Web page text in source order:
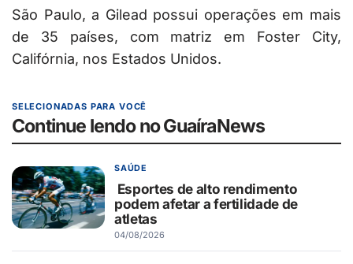
São Paulo, a Gilead possui operações em mais
de 35 países, com matriz em Foster City,
Califórnia, nos Estados Unidos.
SELECIONADAS PARA VOCÊ
Continue lendo no GuaíraNews
SAÚDE
Esportes de alto rendimento
podem afetar a fertilidade de
atletas
04/08/2026